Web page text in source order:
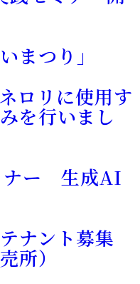
まつり」
ロリに使用す
を行いまし
ナー 生成AI
ナント募集
所）